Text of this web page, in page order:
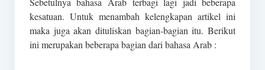
kesatuan. Untuk menambah kelengkapan artikel ini
maka juga akan dituliskan bagian-bagian itu. Berikut
ini merupakan beberapa bagian dari bahasa Arab :